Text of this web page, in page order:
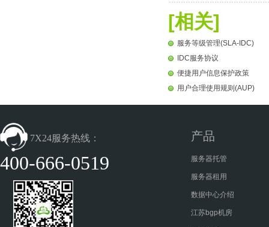
[相关]
服务等级管理(SLA-IDC)
IDC服务协议
便捷用户信息保护政策
用户合理使用规则(AUP)
7X24服务热线：
400-666-0519
产品
服务器托管
服务器租用
数据中心介绍
江苏bgp机房